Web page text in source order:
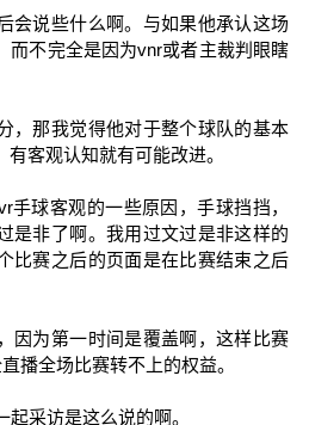
会说些什么啊。与如果他承认这场
而不完全是因为vnr或者主裁判眼瞎
，那我觉得他对于整个球队的基本
客观认知就有可能改进。
球客观的一些原因，手球挡挡，
是非了啊。我用过文过是非这样的
比赛之后的页面是在比赛结束之后
因为第一时间是覆盖啊，这样比赛
播全场比赛转不上的权益。
采访是这么说的啊。